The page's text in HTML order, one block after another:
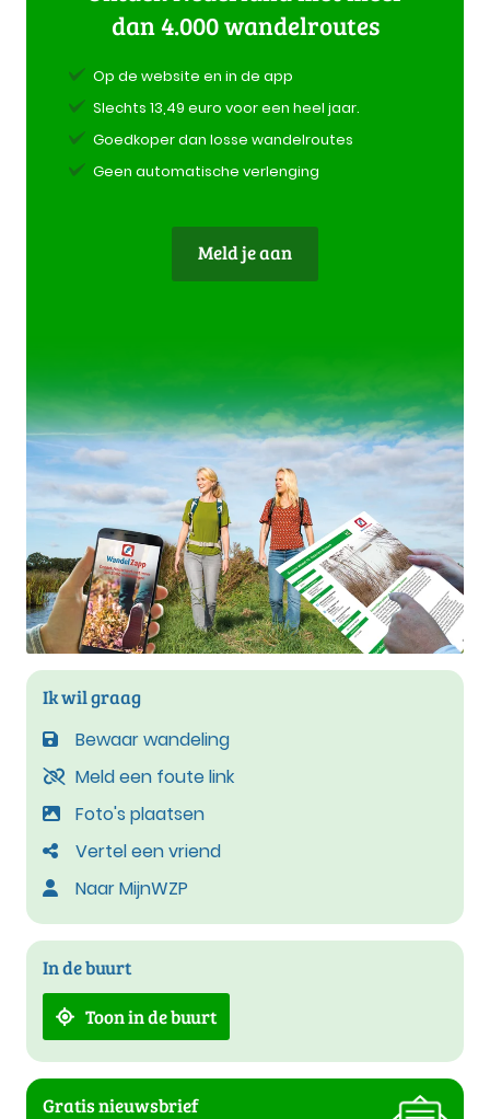
dan 4.000 wandelroutes
Op de website en in de app
Slechts 13,49 euro voor een heel jaar.
Goedkoper dan losse wandelroutes
Geen automatische verlenging
Meld je aan
Ik wil graag
Bewaar wandeling
Meld een foute link
Foto's plaatsen
Vertel een vriend
Naar MijnWZP
In de buurt
Toon in de buurt
Gratis nieuwsbrief